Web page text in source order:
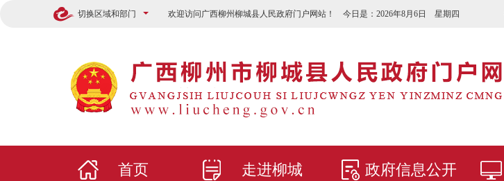
切换区域和部门 欢迎访问广西柳州柳城县人民政府门户网站！ 今日是： 2026年8月6日 星期四
首页 走进柳城 政府信息公开